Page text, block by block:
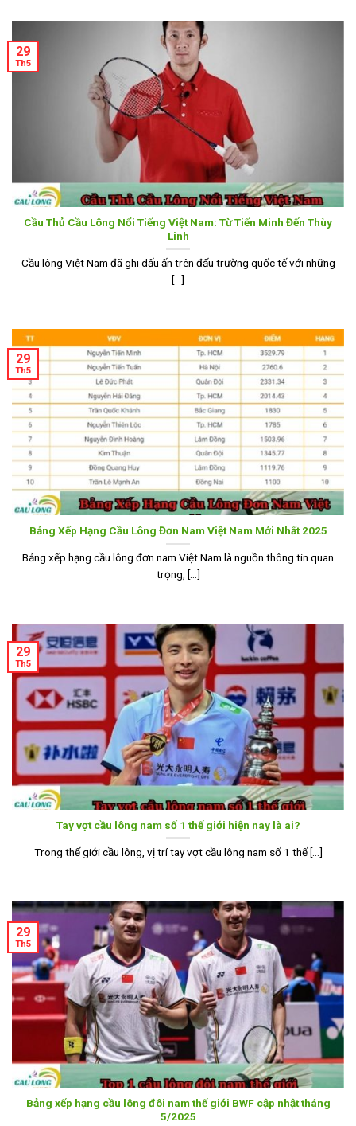
Cầu Thủ Cầu Lông Nổi Tiếng Việt Nam: Từ Tiến Minh Đến Thùy
Linh
Cầu lông Việt Nam đã ghi dấu ấn trên đấu trường quốc tế với những
[...]
29
Th5
Bảng Xếp Hạng Cầu Lông Đơn Nam Việt Nam Mới Nhất 2025
Bảng xếp hạng cầu lông đơn nam Việt Nam là nguồn thông tin quan
trọng, [...]
29
Th5
Tay vợt cầu lông nam số 1 thế giới hiện nay là ai?
Trong thế giới cầu lông, vị trí tay vợt cầu lông nam số 1 thế [...]
29
Th5
Bảng xếp hạng cầu lông đôi nam thế giới BWF cập nhật tháng
5/2025
29
Th5